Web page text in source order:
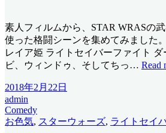
素人フィルムから、STAR WRASの
使った格闘シーンを集めてみました
レイア姫 ライトセイバーファイト ダ
ビ、ウィンドゥ、そしてちっ… Read
2018年2月22日
admin
Comedy
お色気, スターウォーズ, ライトセイ